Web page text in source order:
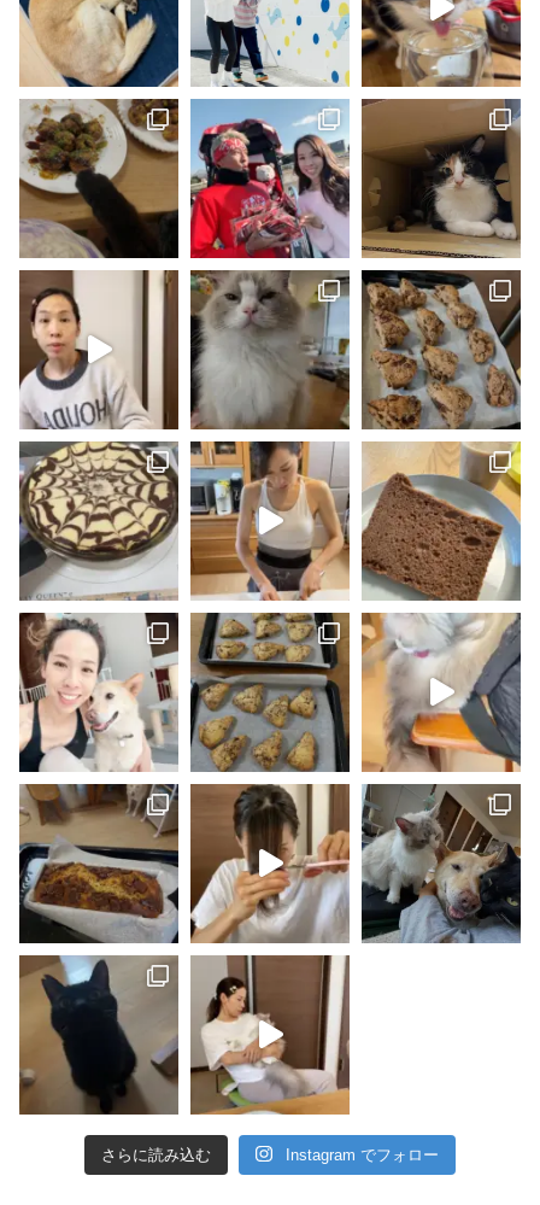
さらに読み込む Instagram でフォロー